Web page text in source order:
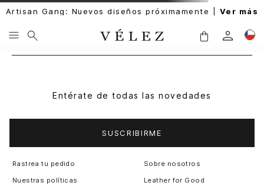
Artisan Gang: Nuevos diseños próximamente | Ver más
Entérate de todas las novedades
SUSCRIBIRME
Rastrea tu pedido
Nuestras políticas
Sobre nosotros
Leather for Good